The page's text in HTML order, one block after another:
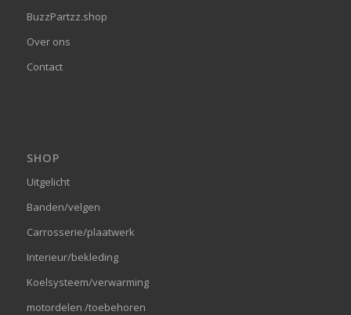
BuzzPartzz.shop
Over ons
Contact
SHOP
Uitgelicht
Banden/velgen
Carrosserie/plaatwerk
Interieur/bekleding
Koelsysteem/verwarming
motordelen /toebehoren